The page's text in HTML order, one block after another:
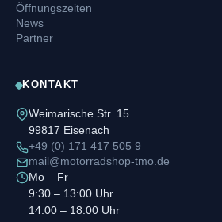
Öffnungszeiten
News
Partner
KONTAKT
Weimarische Str. 15
99817 Eisenach
+49 (0) 171 417 505 9
mail@motorradshop-tmo.de
Mo – Fr
9:30 – 13:00 Uhr
14:00 – 18:00 Uhr